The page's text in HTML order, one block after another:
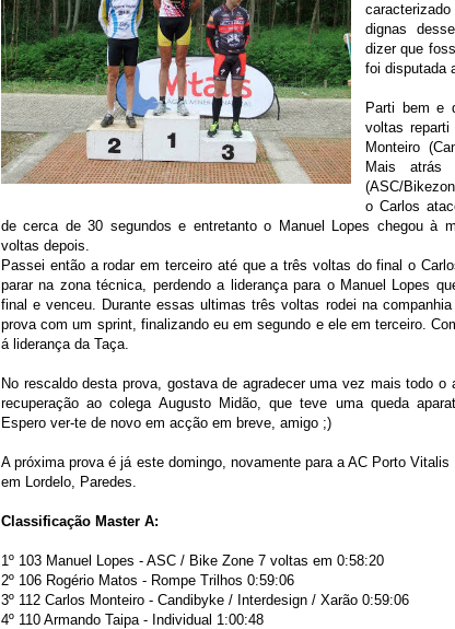
dignas
dizer que
foi disputada
Parti bem e
voltas
Monteiro
Mais atrás
(ASC/
o Carlos
de cerca de 30 segundos e entretanto o Manuel Lopes chegou à
voltas depois.
Passei então a rodar em terceiro até que a três voltas do final o
parar na zona técnica, perdendo a liderança para o Manuel Lopes
final e venceu. Durante essas ultimas três voltas rodei na
prova com um sprint, finalizando eu em segundo e ele em terceiro.
á liderança da Taça.
No rescaldo desta prova, gostava de agradecer uma vez mais todo o
recuperação ao colega Augusto Midão, que teve uma queda
Espero ver-te de novo em acção em breve, amigo ;)
A próxima prova é já este domingo, novamente para a AC Porto
em Lordelo, Paredes.
Classificação Master A:
1º 103 Manuel Lopes - ASC / Bike Zone 7 voltas em 0:58:20
2º 106 Rogério Matos - Rompe Trilhos 0:59:06
3º 112 Carlos Monteiro - Candibyke / Interdesign / Xarão 0:59:06
4º 110 Armando Taipa - Individual 1:00:48